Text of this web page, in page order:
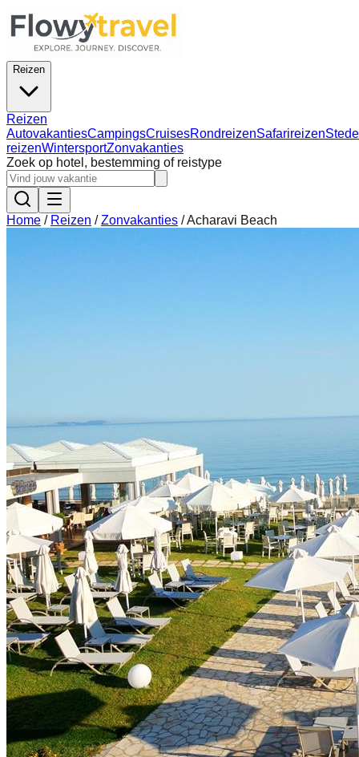
Reizen
Reizen
AutovakantiesCampingsCruisesRondreizenSafarireizen
reizenWintersportZonvakanties
Zoek op hotel, bestemming of reistype
Home / Reizen /Zonvakanties /Acharavi Beach